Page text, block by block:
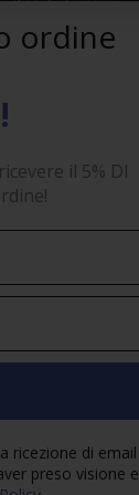
ordine
il 5% DI
ricezione di email
preso visione e